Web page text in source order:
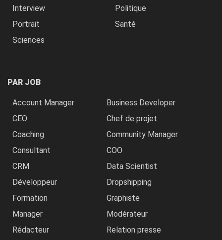
Interview
Politique
Portrait
Santé
Sciences
PAR JOB
Account Manager
Business Developer
CEO
Chef de projet
Coaching
Community Manager
Consultant
COO
CRM
Data Scientist
Développeur
Dropshipping
Formation
Graphiste
Manager
Modérateur
Rédacteur
Relation presse